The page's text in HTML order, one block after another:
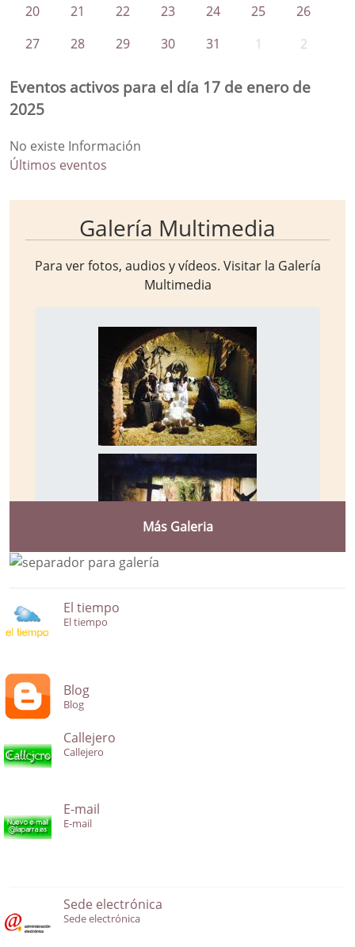
20 21 22 23 24 25
26
27
28 29 30 31 1 2
Eventos activos para el día 17 de enero de
2025
No existe Información
Últimos eventos
Galería Multimedia
Para ver fotos, audios y vídeos. Visitar la Galería
Multimedia
Más Galeria
El tiempo
El tiempo
Blog
Blog
Callejero
Callejero
E-mail
E-mail
Sede electrónica
Sede electrónica